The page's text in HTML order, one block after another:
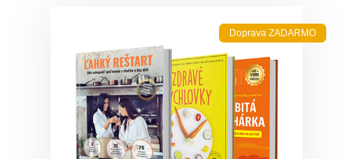
Doprava ZADARMO